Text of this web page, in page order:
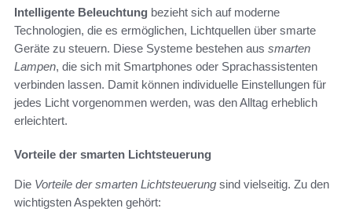
Intelligente Beleuchtung bezieht sich auf moderne
Technologien, die es ermöglichen, Lichtquellen über smarte
Geräte zu steuern. Diese Systeme bestehen aus smarten
Lampen, die sich mit Smartphones oder Sprachassistenten
verbinden lassen. Damit können individuelle Einstellungen für
jedes Licht vorgenommen werden, was den Alltag erheblich
erleichtert.
Vorteile der smarten Lichtsteuerung
Die Vorteile der smarten Lichtsteuerung sind vielseitig. Zu den
wichtigsten Aspekten gehört: